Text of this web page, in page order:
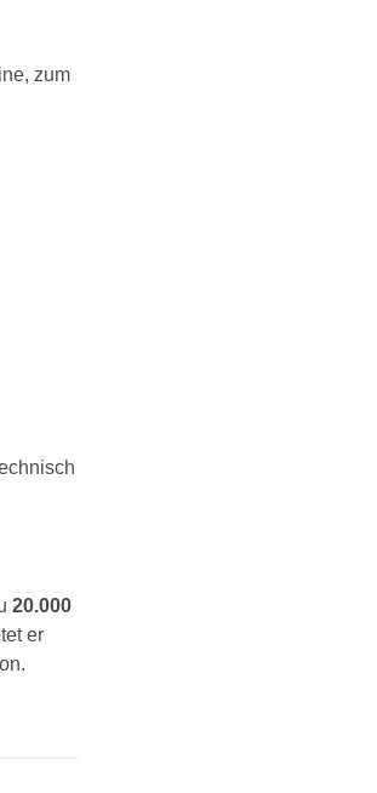
zum
20.000
er